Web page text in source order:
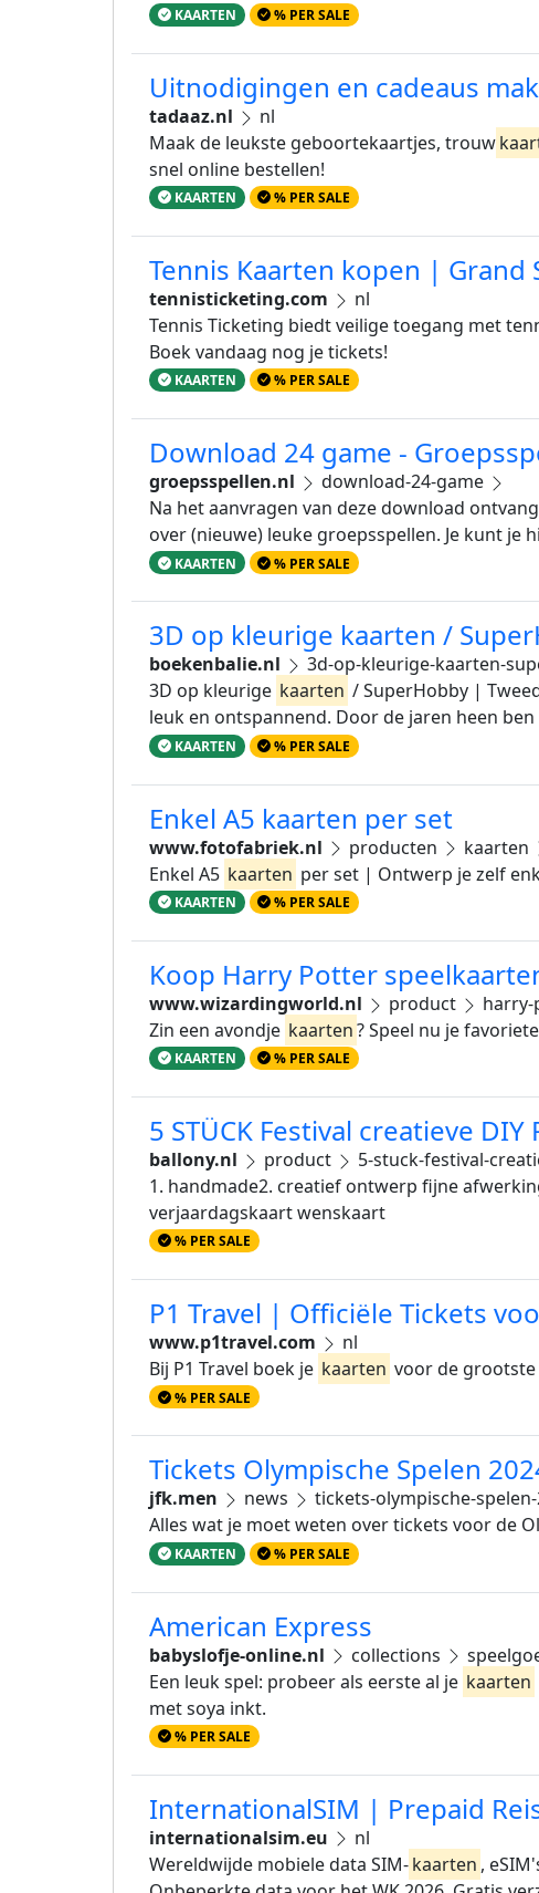
KAARTEN % PER SALE
Uitnodigingen en cadeaus
tadaaz.nl
nl
Maak de leukste geboortekaartjes, trouw
snel online bestellen!
KAARTEN % PER SALE
Tennis Kaarten kopen | Grand
tennisticketing.com
nl
Tennis Ticketing biedt veilige toegang met
Boek vandaag nog je tickets!
KAARTEN % PER SALE
Download 24 game -
groepsspellen.nl
download-24-game
Na het aanvragen van deze download
over (nieuwe) leuke groepsspellen. Je kunt
KAARTEN % PER SALE
3D op kleurige kaarten /
boekenbalie.nl 3d-op-kleurige-kaarten-
3D op kleurige kaarten / SuperHobby |
leuk en ontspannend. Door de jaren heen
KAARTEN % PER SALE
Enkel A5 kaarten per set
www.fotofabriek.nl producten kaarten
Enkel A5 kaarten per set | Ontwerp je zelf
KAARTEN % PER SALE
Koop Harry Potter
www.wizardingworld.nl product
Zin een avondje kaarten? Speel nu je
KAARTEN % PER SALE
5 STÜCK Festival creatieve
ballony.nl product
5-stuck-festival-
1. handmade2. creatief ontwerp fijne
verjaardagskaart wenskaart
% PER SALE
P1 Travel | Officiële Tickets
www.p1travel.com
nl
Bij P1 Travel boek je kaarten voor de
% PER SALE
Tickets Olympische Spelen
jfk.men news
tickets-olympische-
Alles wat je moet weten over tickets voor de
KAARTEN % PER SALE
American Express
babyslofje-online.nl collections
Een leuk spel: probeer als eerste al je kaarten
met soya inkt.
% PER SALE
InternationalSIM | Prepaid
internationalsim.eu
nl
Wereldwijde mobiele data SIM-kaarten ,